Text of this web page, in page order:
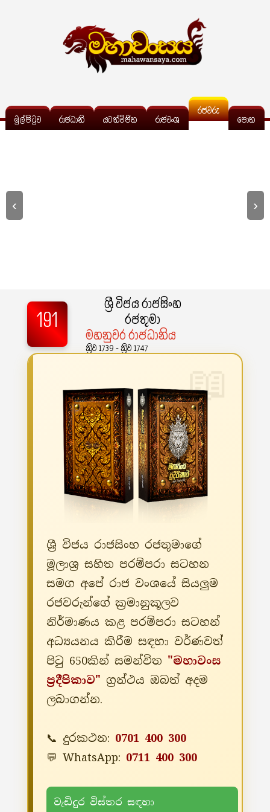
මුල්පිටුව රාජධානි යටත්විජිත රාජවංශ
රජවරු
පොත
‹ ›
191
ශ්‍රී විජය රාජසිංහ
රජතුමා
මහනුවර රාජධානිය
ක්‍රිව 1739 - ක්‍රිව 1747
ශ්‍රී විජය රාජසිංහ රජතුමාගේ
මූලාශ්‍ර සහිත පරම්පරා සටහන
සමග අපේ රාජ වංශයේ සියලුම
රජවරුන්ගේ ක්‍රමානුකූලව
නිර්මාණය කළ පරම්පරා සටහන්
අධ්‍යයනය කිරීම සඳහා වර්ණවත්
පිටු 650කින් සමන්විත "මහාවංස
ප්‍රදීපිකාව" ග්‍රන්ථය ඔබත් අදම
ලබාගන්න.
📞 දුරකථන: 0701 400 300
💬 WhatsApp: 0711 400 300
වැඩිදුර විස්තර සඳහා